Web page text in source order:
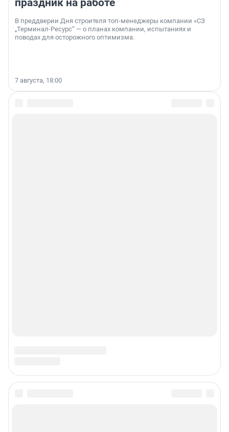
В преддверии Дня строителя топ-менеджеры компании «СЗ
„Терминал-Ресурс“ — о планах компании, испытаниях и
поводах для осторожного оптимизма.
7 августа, 18:00